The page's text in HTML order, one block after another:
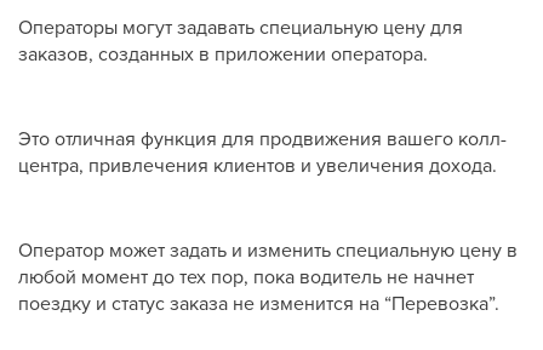
Операторы могут задавать специальную цену для
заказов, созданных в приложении оператора.
Это отличная функция для продвижения вашего колл-
центра, привлечения клиентов и увеличения дохода.
Оператор может задать и изменить специальную цену в
любой момент до тех пор, пока водитель не начнет
поездку и статус заказа не изменится на “Перевозка”.